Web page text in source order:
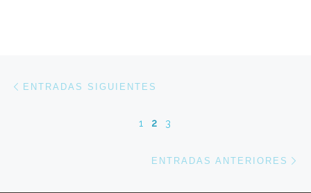
Navegación de entradas
ENTRADAS SIGUIENTES
1 2 3
ENTRADAS ANTERIORES